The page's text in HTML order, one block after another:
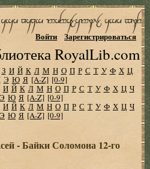
RoyalLib.com
Войти Зарегистрироваться
З И Й К Л М Н О П Р С Т У Ф Х Ц
Э Ю Я [A-Z] [0-9]
И Й К Л М Н О П Р С Т У Ф Х Ц Ч
Э Ю Я [A-Z] [0-9]
И Й К Л М Н О П Р С Т У Ф Х Ц Ч
Э Ю Я [A-Z] [0-9]
- Байки Соломона 12-го